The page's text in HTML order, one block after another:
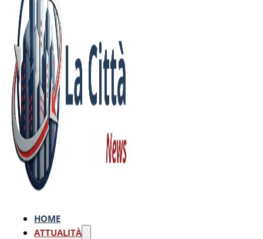
HOME
ATTUALITÀ